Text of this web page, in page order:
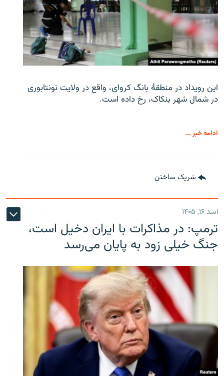
این رویداد در منطقۀ بانگ کروای، واقع در ولایت نونتابوری
در شمال شهر بنکاک، رخ داده است.
ادامه خبر ...
شریک ساختن
اسد ۱۶, ۱۴۰۵
ترمپ: در مذاکرات با ایران دخیل است،
جنگ خیلی زود به پایان می‌رسد